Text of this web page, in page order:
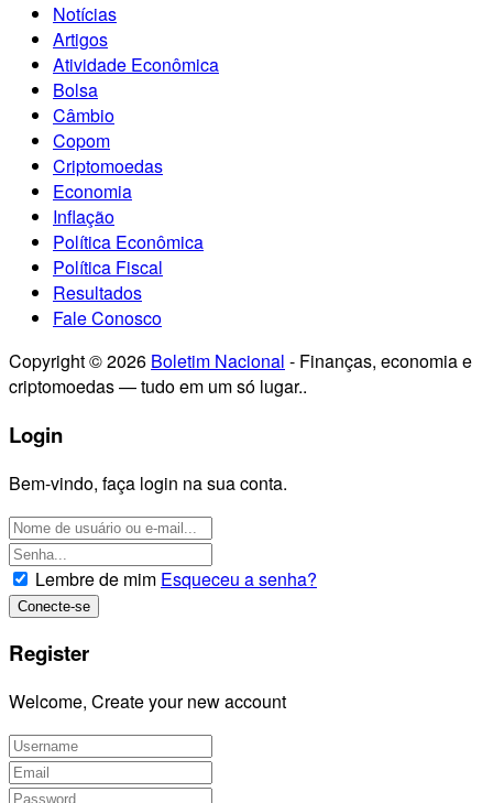
Notícias
Artigos
Atividade Econômica
Bolsa
Câmbio
Copom
Criptomoedas
Economia
Inflação
Política Econômica
Política Fiscal
Resultados
Fale Conosco
Copyright © 2026 Boletim Nacional - Finanças, economia e
criptomoedas — tudo em um só lugar..
Login
Bem-vindo, faça login na sua conta.
Lembre de mim Esqueceu a senha?
Register
Welcome, Create your new account